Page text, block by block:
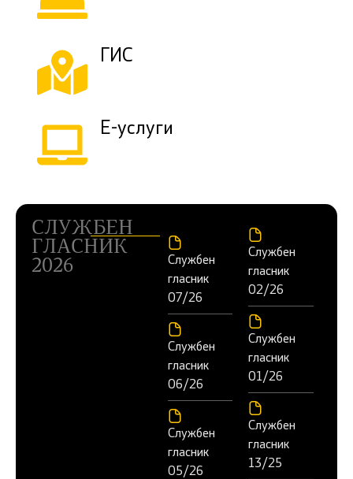
ГИС
Е-услуги
СЛУЖБЕН
ГЛАСНИК
2026
Службен
гласник
07/26
Службен
гласник
06/26
Службен
гласник
05/26
Службен
гласник
02/26
Службен
гласник
01/26
Службен
гласник
13/25